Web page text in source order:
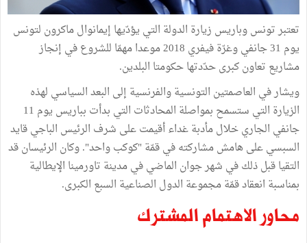
تعتبر تونس وباريس زيارة الدولة التي يؤدّيها إيمانوال ماكرون لتونس
يوم 31 جانفي وغرّة فيفري 2018 موعدا مهمّا للشروع في إنجاز
مشاريع تعاون كبرى حدّدتها حكومتا البلدين.
ويشار في العاصمتين التونسية والفرنسية إلى البعد السياسي لهذه
الزيارة التي ستسمح بمواصلة المحادثات التي بدأت بباريس يوم 11
جانفي الجاري خلال مأدبة غداء أقيمت على شرف الرئيس الباجي قايد
السبسي على هامش مشاركته في قمّة "كوكب واحد". وكان الرئيسان قد
التقيا قبل ذلك في شهر جوان الماضي في مدينة تاورمينا الإيطالية
بمناسبة انعقاد قمّة مجموعة الدول الصناعية السبع الكبرى.
محاور الاهتمام المشترك